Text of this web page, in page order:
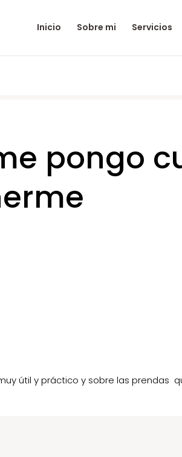
Inicio Sobre mi Servicios
pongo
útil y práctico y sobre las prendas